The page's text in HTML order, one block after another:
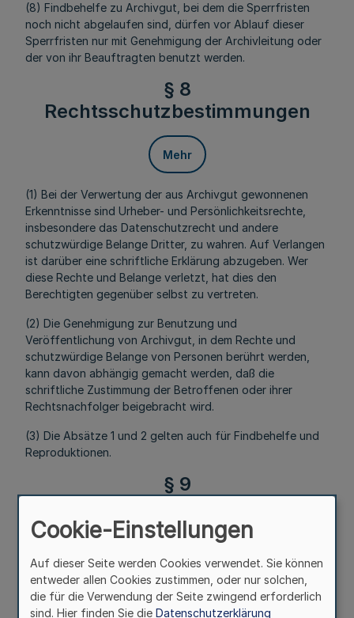
(8) Findbehelfe zu Archivgut, bei dem die Sperrfristen
noch nicht abgelaufen sind, dürfen vor Ablauf dieser
Sperrfristen nur mit Genehmigung der Archivleitung oder
der von ihr Beauftragten benutzt werden.
§ 8
Rechtsschutzbestimmungen
Mehr
(1) Bei der Verwertung der aus Archivgut gewonnenen
Erkenntnisse sind Urheber- und Persönlichkeitsrechte,
insbesondere das Datenschutzrecht und andere
schutzwürdige Belange Dritter, zu wahren. Auf Verlangen
ist darüber eine schriftliche Erklärung abzugeben. Wer
diese Rechte und Belange verletzt, hat dies den
Berechtigten gegenüber selbst zu vertreten.
(2) Die Genehmigung zur Benutzung und
Veröffentlichung von Archivgut, in dem Rechte und
schutzwürdige Belange von Personen berührt werden,
kann davon abhängig gemacht werden, daß die
schriftliche Zustimmung der Betroffenen oder ihrer
Rechtsnachfolger beigebracht wird.
(3) Die Absätze 1 und 2 gelten auch für Findbehelfe und
Reproduktionen.
§ 9
Fußnoten
Cookie-Einstellungen
Auf dieser Seite werden Cookies verwendet. Sie können
entweder allen Cookies zustimmen, oder nur solchen,
die für die Verwendung der Seite zwingend erforderlich
sind. Hier finden Sie die Datenschutzerklärung